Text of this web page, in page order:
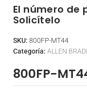
El número de
Solicítelo
SKU: 800FP-MT44
Categoría: ALLEN
800FP-